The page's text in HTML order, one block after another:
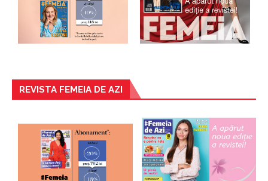
REVISTA FEMEIA DE AZI